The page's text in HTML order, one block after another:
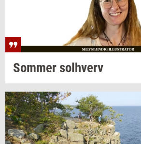
Som­mersol­hverv